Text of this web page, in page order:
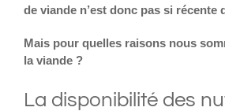
de viande n’est donc pas si récente
Mais pour quelles raisons nous
la viande ?
La disponibilité des